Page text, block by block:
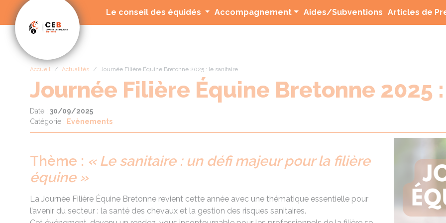
Le conseil des équidés Accompagnement Aides/Subventions (current)
Articles de
Accueil Actualités Journée Filière Équine Bretonne 2025 : le sanitaire
Journée Filière Équine Bretonne 2025
Date : 30/09/2025
Catégorie : Evènements
Thème : « Le sanitaire : un défi majeur pour la filière
équine »
La Journée Filière Équine Bretonne revient cette année avec une thématique essentielle pour
l’avenir du secteur : la santé des chevaux et la gestion des risques sanitaires.
Panneau de gestion des cookies